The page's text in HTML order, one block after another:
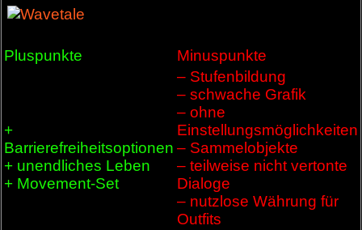
Pluspunkte Minuspunkte
+
Barrierefreiheitsoptionen
+ unendliches Leben
+ Movement-Set
– Stufenbildung
– schwache Grafik
– ohne
Einstellungsmöglichkeiten
– Sammelobjekte
– teilweise nicht vertonte
Dialoge
– nutzlose Währung für
Outfits